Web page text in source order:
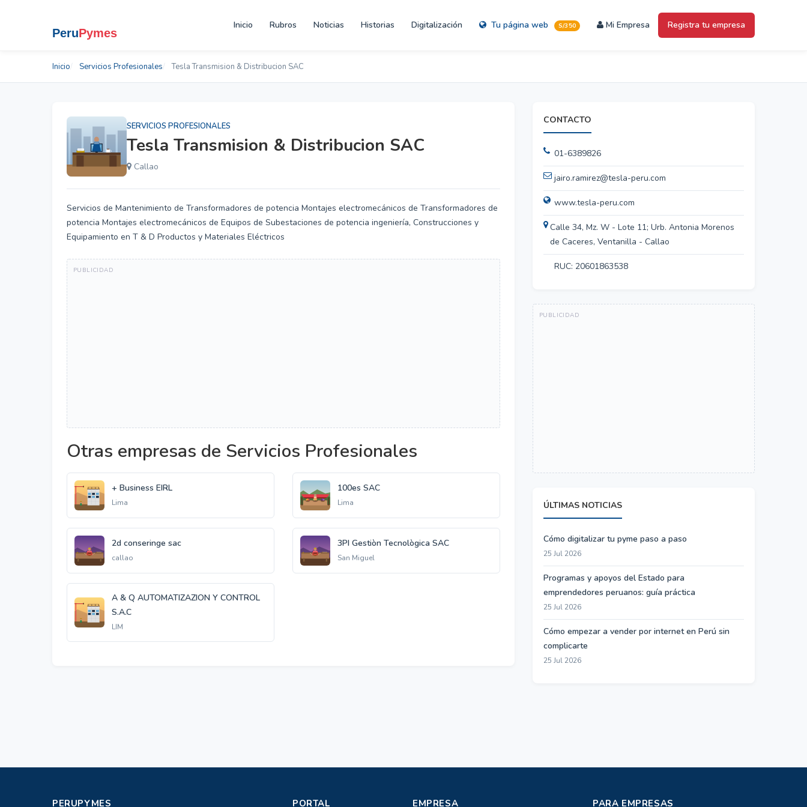
Inicio Rubros Noticias Historias Digitalización Tu página web S/350 Mi Empresa Registra tu empresa
Inicio Servicios Profesionales Tesla Transmision & Distribucion SAC
SERVICIOS PROFESIONALES
Tesla Transmision & Distribucion SAC
Callao
Servicios de Mantenimiento de Transformadores de potencia Montajes electromecánicos de Transformadores de
potencia Montajes electromecánicos de Equipos de Subestaciones de potencia ingeniería, Construcciones y
Equipamiento en T & D Productos y Materiales Eléctricos
Otras empresas de Servicios Profesionales
+ Business EIRL
Lima
100es SAC
Lima
2d conseringe sac
callao
3PI Gestiòn Tecnològica SAC
San Miguel
A & Q AUTOMATIZAZION Y CONTROL
S.A.C
LIM
CONTACTO
01-6389826
jairo.ramirez@tesla-peru.com
www.tesla-peru.com
Calle 34, Mz. W - Lote 11; Urb. Antonia Morenos
de Caceres, Ventanilla - Callao
RUC: 20601863538
ÚLTIMAS NOTICIAS
Cómo digitalizar tu pyme paso a paso
25 Jul 2026
Programas y apoyos del Estado para
emprendedores peruanos: guía práctica
25 Jul 2026
Cómo empezar a vender por internet en Perú sin
complicarte
25 Jul 2026
PERUPYMES PORTAL EMPRESA PARA EMPRESAS